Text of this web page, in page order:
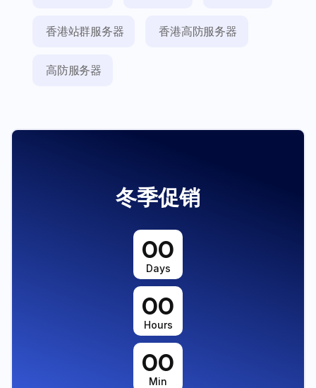
香港站群服务器 香港高防服务器
高防服务器
冬季促销
00
Days
00
Hours
00
Min